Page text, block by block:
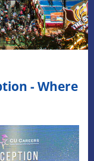
- Where